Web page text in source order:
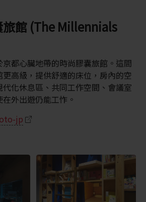
館 (The Millennials
京都心臟地帶的時尚膠囊旅館。這間
高級，提供舒適的床位，房內的空
化休息區、共同工作空間、會議室
外出遊仍能工怍。
jp